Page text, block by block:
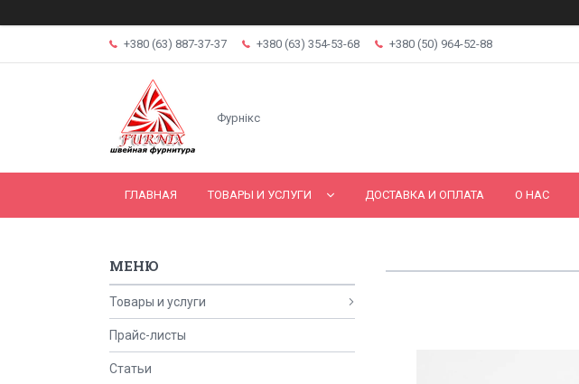
+380 (63) 887-37-37 +380 (63) 354-53-68 +380 (50) 964-52-88
Фурнікс
ГЛАВНАЯ ТОВАРЫ И УСЛУГИ ДОСТАВКА И ОПЛАТА О НАС
Товары и услуги
Прайс-листы
Статьи